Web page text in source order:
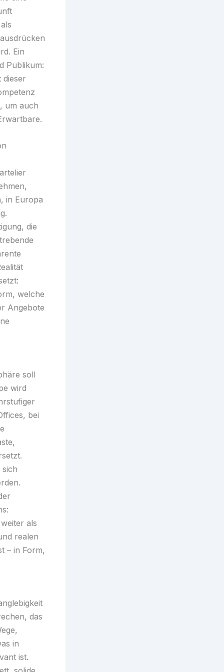
Ein
Publikum:
dieser
um auch
in Europa
die
welche
Angebote
soll
wird
bei
als
realen
– in Form,
das
in
ist.